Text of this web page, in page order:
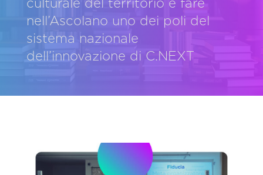
culturale del territorio e fare
nell’Ascolano uno dei poli del
sistema nazionale
dell’innovazione di C.NEXT